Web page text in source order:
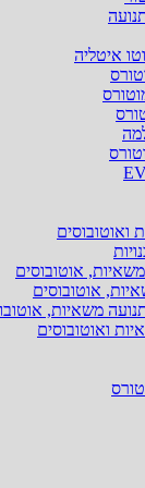
איטליה
ואוטובוסים
אוטובוסים
אוטובוסים
משאיות,
ואוטובוסים